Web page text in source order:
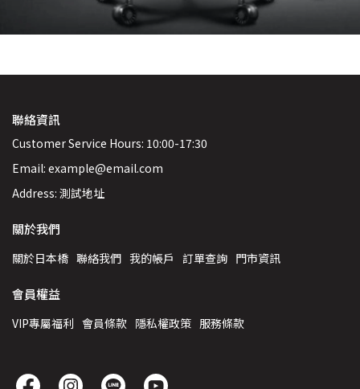
聯絡資訊
Customer Service Hours: 10:00-17:30
Email: example@email.com
Address: 測試地址
關於我們
關於日本橋 聯絡我們 我的帳戶 訂單查詢 門市資訊
會員權益
VIP專屬福利 會員條款 隱私權政策 服務條款